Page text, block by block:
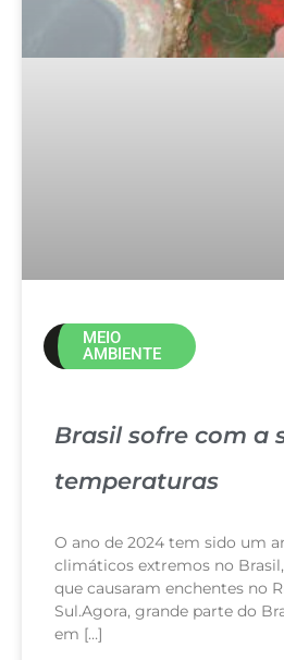
MEIO
AMBIENTE
Brasil sofre com a
temperaturas
O ano de 2024 tem sido um
climáticos extremos no
que causaram enchentes no
Sul.Agora, grande parte do
em […]